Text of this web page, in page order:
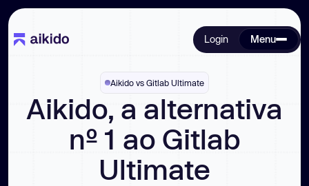
Login Menu
Aikido vs Gitlab Ultimate
Aikido, a alternativa
nº 1 ao Gitlab
Ultimate